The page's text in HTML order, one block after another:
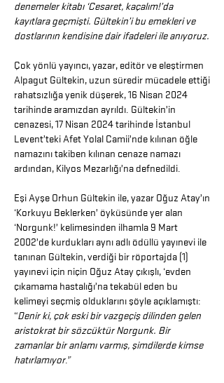
denemeler kitabı ‘Cesaret, kaçalım!’da
kayıtlara geçmişti. Gültekin’i bu emekleri ve
dostlarının kendisine dair ifadeleri ile anıyoruz.
Çok yönlü yayıncı, yazar, editör ve eleştirmen
Alpagut Gültekin, uzun süredir mücadele ettiği
rahatsızlığa yenik düşerek, 16 Nisan 2024
tarihinde aramızdan ayrıldı. Gültekin’in
cenazesi, 17 Nisan 2024 tarihinde İstanbul
Levent’teki Afet Yolal Camii’nde kılınan öğle
namazını takiben kılınan cenaze namazı
ardından, Kilyos Mezarlığı’na defnedildi.
Eşi Ayşe Orhun Gültekin ile, yazar Oğuz Atay’ın
‘Korkuyu Beklerken’ öyküsünde yer alan
‘Norgunk!’ kelimesinden ilhamla 9 Mart
2002’de kurdukları aynı adlı ödüllü yayınevi ile
tanınan Gültekin, verdiği bir röportajda (1)
yayınevi için niçin Oğuz Atay çıkışlı, ‘evden
çıkamama hastalığı’na tekabül eden bu
kelimeyi seçmiş olduklarını şöyle açıklamıştı:
“Denir ki, çok eski bir vazgeçiş dilinden gelen
aristokrat bir sözcüktür Norgunk. Bir
zamanlar bir anlamı varmış, şimdilerde kimse
hatırlamıyor.”